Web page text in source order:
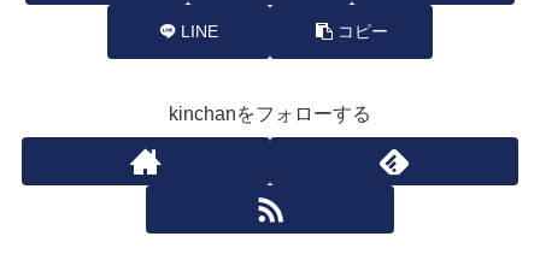
LINE コピー
kinchanをフォローする